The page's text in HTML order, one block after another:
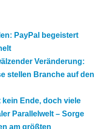
PayPal begeistert
Veränderung:
stellen Branche auf den
kein Ende, doch viele
Parallelwelt – Sorge
am größten